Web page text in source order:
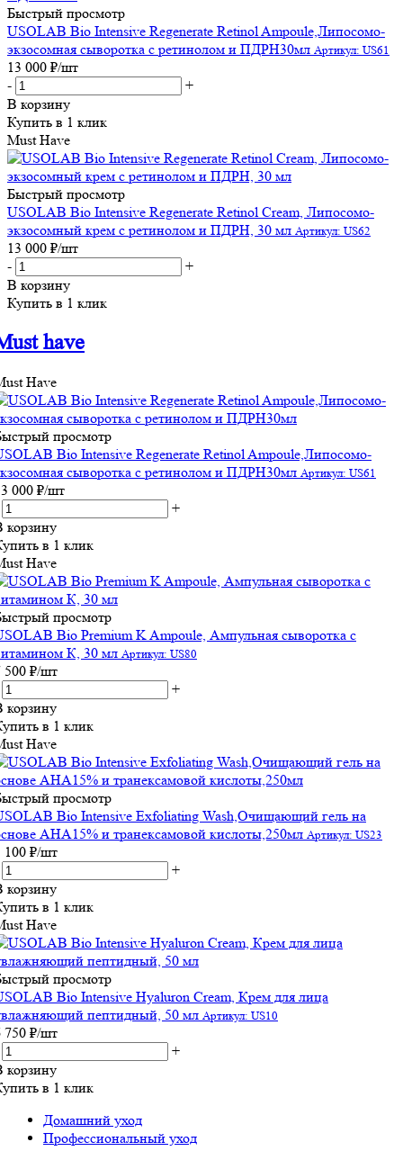
Быстрый просмотр
USOLAB Bio Intensive Regenerate Retinol Ampoule,Липосомо-
экзосомная сыворотка с ретинолом и ПДРН30мл Артикул: US61
13 000 ₽/шт
-
+
В корзину
Купить в 1 клик
Must Have
Быстрый просмотр
USOLAB Bio Intensive Regenerate Retinol Cream, Липосомо-
экзосомный крем с ретинолом и ПДРН, 30 мл Артикул: US62
13 000 ₽/шт
-
+
В корзину
Купить в 1 клик
have
Have
просмотр
Bio Intensive Regenerate Retinol Ampoule,Липосомо-
сыворотка с ретинолом и ПДРН30мл Артикул: US61
000 ₽/шт
+
корзину
в 1 клик
Have
просмотр
Bio Premium K Ampoule, Ампульная сыворотка с
К, 30 мл Артикул: US80
500 ₽/шт
+
корзину
в 1 клик
Have
просмотр
Bio Intensive Exfoliating Wash,Очищающий гель на
АНА15% и транексамовой кислоты,250мл Артикул: US23
100 ₽/шт
+
корзину
в 1 клик
Have
просмотр
Bio Intensive Hyaluron Cream, Крем для лица
пептидный, 50 мл Артикул: US10
750 ₽/шт
+
корзину
в 1 клик
Домашний уход
Профессиональный уход